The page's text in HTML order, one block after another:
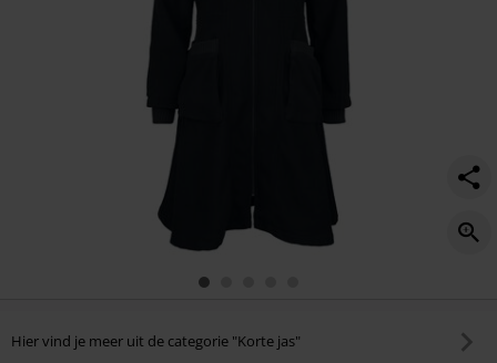
Hier vind je meer uit de categorie "Korte jas"